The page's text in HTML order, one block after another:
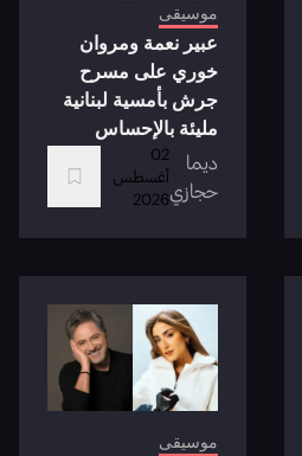
موسيقى
عبير نعمة ومروان
خوري على مسرح
جرش بأمسية لبنانية
مليئة بالإحساس
ديما
حجازي
02
أغسطس
2026
موسيقى